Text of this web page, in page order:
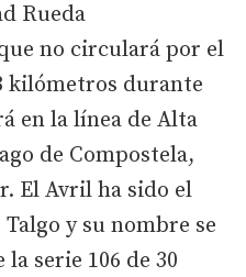
Rueda
no circulará por el
kilómetros durante
en la línea de Alta
de Compostela,
El Avril ha sido el
y su nombre se
serie 106 de 30